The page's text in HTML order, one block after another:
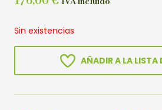
Sin existencias
AÑADIR A LA LISTA